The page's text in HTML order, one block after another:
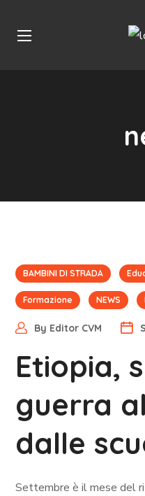
BAMBINI DI STRADA
Formazione NEWS
By Editor CVM
Etiopia,
guerra
dalle
Settembre è il mese del